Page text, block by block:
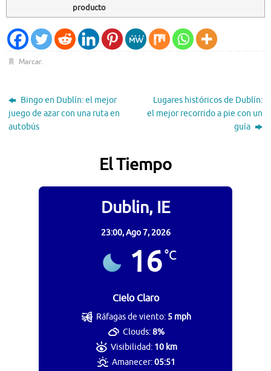
producto
Marcar.
Bingo en Dublín: el mejor
juego de azar con una ruta en
autobús
Lugares históricos de Dublín:
el mejor recorrido a pie con un
guía
El Tiempo
Dublin, IE
23:00,Ago 7, 2026
16°C
Cielo Claro
Ráfagas de viento: 5 mph
Clouds:8%
Visibilidad: 10 km
Amanecer:05:51